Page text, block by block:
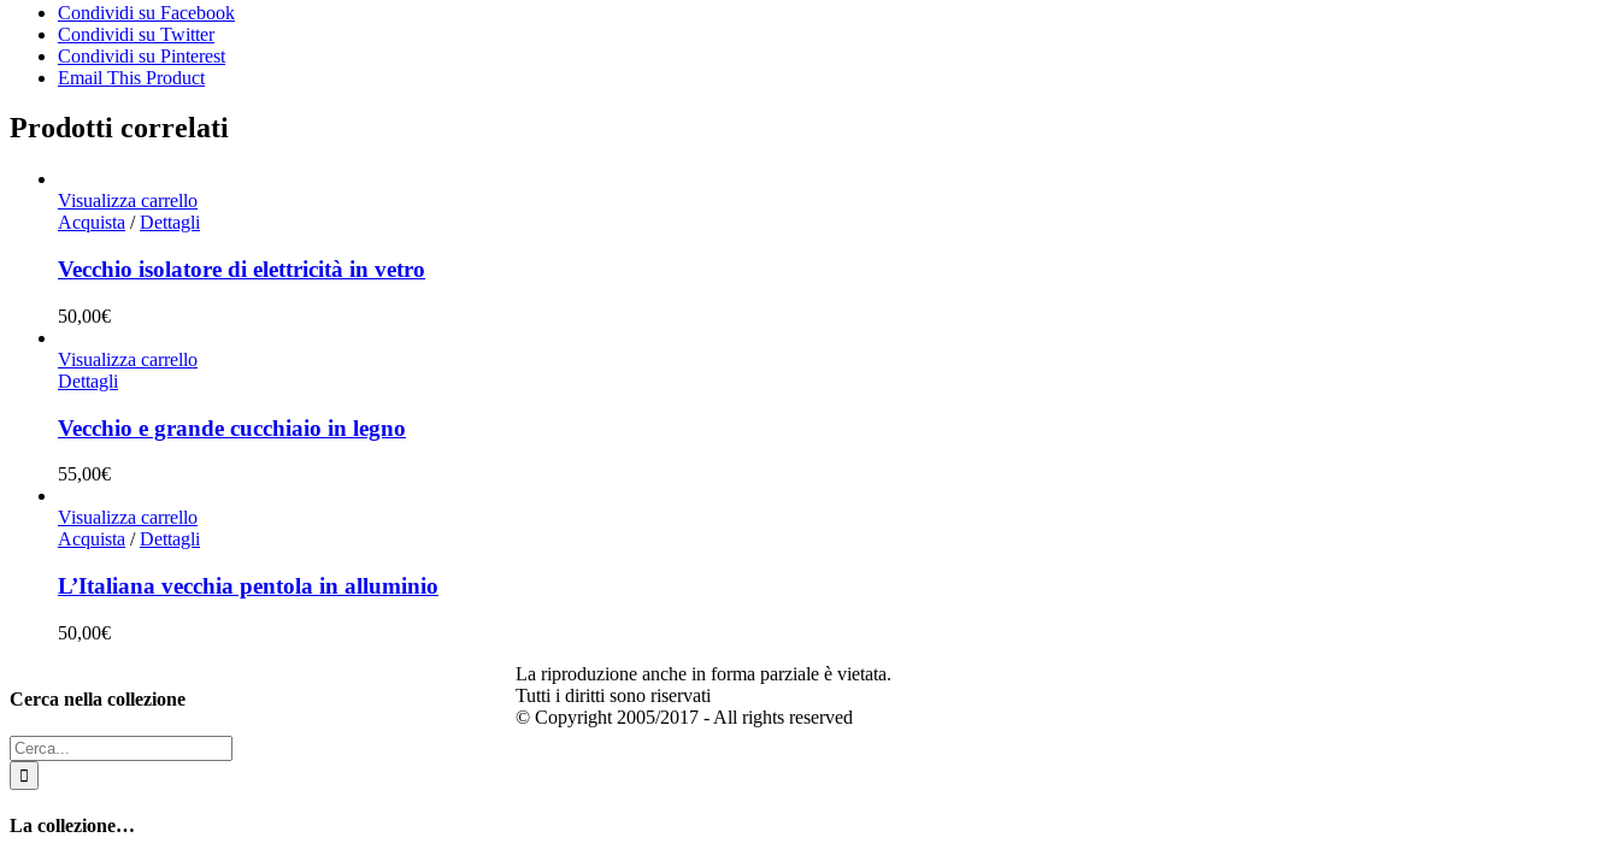
Condividi su Facebook
Condividi su Twitter
Condividi su Pinterest
Email This Product
Prodotti correlati
Visualizza carrello
Acquista / Dettagli
Vecchio isolatore di elettricità in vetro
50,00€
Visualizza carrello
Dettagli
Vecchio e grande cucchiaio in legno
55,00€
Visualizza carrello
Acquista / Dettagli
L’Italiana vecchia pentola in alluminio
50,00€
Cerca nella collezione
Cerca
per:
La collezione…
La riproduzione anche in forma parziale è vietata.
Tutti i diritti sono riservati
© Copyright 2005/2017 - All rights reserved